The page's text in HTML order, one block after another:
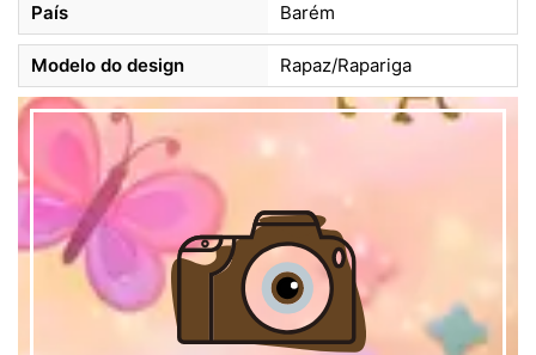
País Barém
Modelo do design Rapaz/Rapariga